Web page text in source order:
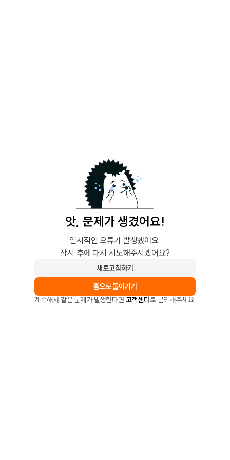
앗, 문제가 생겼어요!
일시적인 오류가 발생했어요.
잠시 후에 다시 시도해주시겠어요?
새로고침하기
홈으로 돌아가기
계속해서 같은 문제가 발생한다면 고객센터로 문의해주세요.